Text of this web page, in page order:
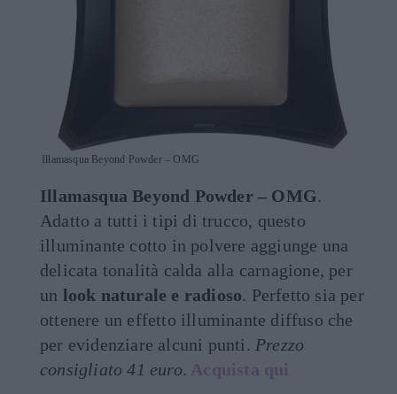
Illamasqua Beyond Powder – OMG
Illamasqua Beyond Powder – OMG.
Adatto a tutti i tipi di trucco, questo
illuminante cotto in polvere aggiunge una
delicata tonalità calda alla carnagione, per
un look naturale e radioso. Perfetto sia per
ottenere un effetto illuminante diffuso che
per evidenziare alcuni punti. Prezzo
consigliato 41 euro. Acquista qui